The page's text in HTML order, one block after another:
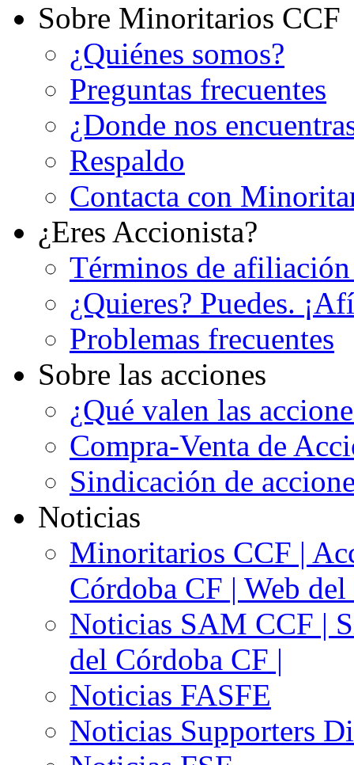
Sobre Minoritarios CCF
¿Quiénes somos?
Preguntas frecuentes
¿Donde nos
Respaldo
Contacta con
¿Eres Accionista?
Términos de
¿Quieres? Puedes.
Problemas frecuentes
Sobre las acciones
¿Qué valen las
Compra-Venta de
Sindicación de
Noticias
Minoritarios CCF |
Córdoba CF | Web
Noticias SAM CCF |
del Córdoba CF |
Noticias FASFE
Noticias Supporters